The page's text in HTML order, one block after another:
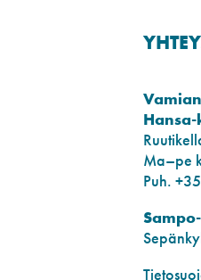
Ma–pe
Puh.